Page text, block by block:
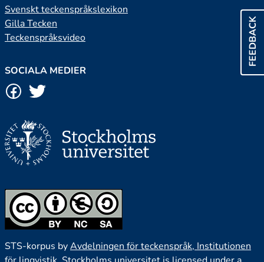
FEEDBACK
Svenskt teckenspråkslexikon
Gilla Tecken
Teckenspråksvideo
SOCIALA MEDIER
STS-korpus byAvdelningen för teckenspråk, Institutionen